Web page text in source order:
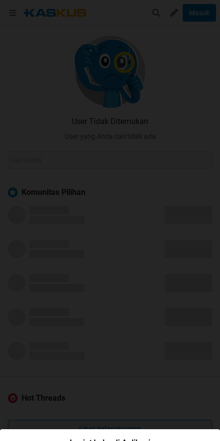
Masuk
User Tidak Ditemukan
User yang Anda cari tidak ada
Komunitas Pilihan
Hot Threads
Lihat Selengkapnya